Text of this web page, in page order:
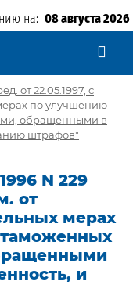
на: 08 августа 2026
от 22.05.1997, с
по улучшению
обращенными в
штрафов"
N 229
от
мерах
и